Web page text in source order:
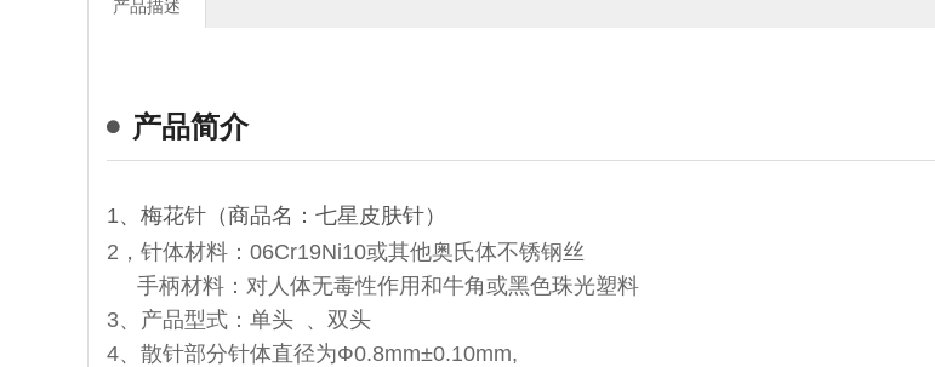
产品描述
产品简介
1、梅花针（商品名：七星皮肤针）
2，针体材料：06Cr19Ni10或其他奥氏体不锈钢丝
手柄材料：对人体无毒性作用和牛角或黑色珠光塑料
3、产品型式：单头 、双头
4、散针部分针体直径为Ф0.8mm±0.10mm,